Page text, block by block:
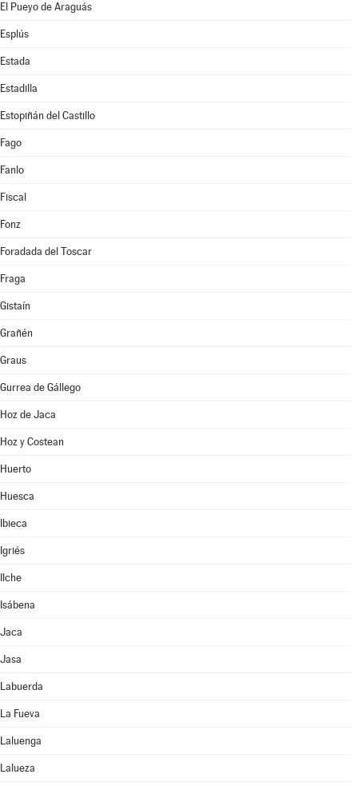
El Pueyo de Araguás
Esplús
Estada
Estadilla
Estopiñán del Castillo
Fago
Fanlo
Fiscal
Fonz
Foradada del Toscar
Fraga
Gistaín
Grañén
Graus
Gurrea de Gállego
Hoz de Jaca
Hoz y Costean
Huerto
Huesca
Ibieca
Igriés
Ilche
Isábena
Jaca
Jasa
Labuerda
La Fueva
Laluenga
Lalueza